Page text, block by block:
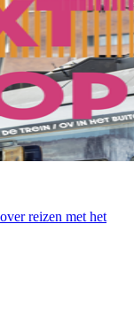
reizen met het